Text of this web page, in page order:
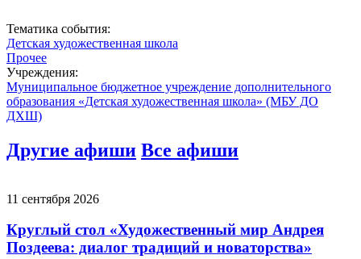
Тематика события:
Детская художественная школа
Прочее
Учреждения:
Муниципальное бюджетное учреждение дополнительного
образования «Детская художественная школа» (МБУ ДО
ДХШ)
Другие афиши Все афиши
11 сентября 2026
Круглый стол «Художественный мир Андрея
Поздеева: диалог традиций и новаторства»